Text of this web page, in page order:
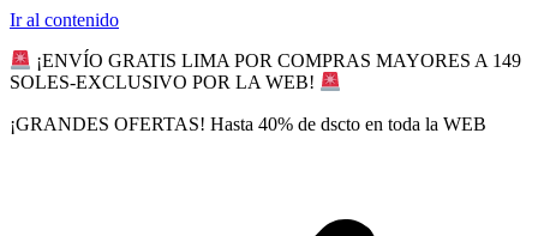
Ir al contenido
¡ENVÍO GRATIS LIMA POR COMPRAS MAYORES A 149
SOLES-EXCLUSIVO POR LA WEB!
¡GRANDES OFERTAS! Hasta 40% de dscto en toda la WEB